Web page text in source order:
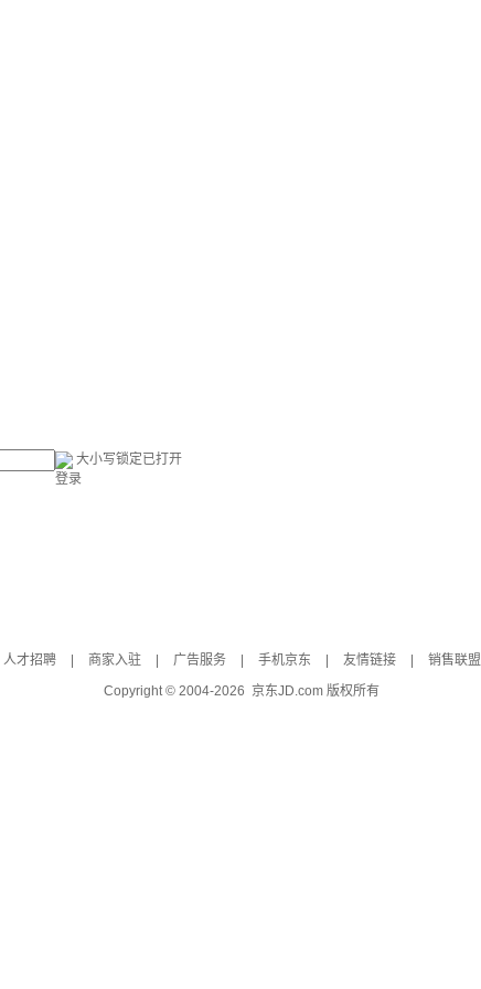
大小写锁定已打开
登录
人才招聘 商家入驻 广告服务 手机京东 友情链接 销售联盟
Copyright © 2004-2026 京东JD.com 版权所有